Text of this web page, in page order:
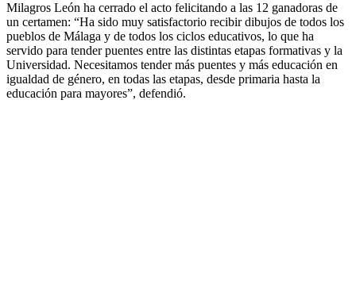
Milagros León ha cerrado el acto felicitando a las 12 ganadoras de
un certamen: “Ha sido muy satisfactorio recibir dibujos de todos los
pueblos de Málaga y de todos los ciclos educativos, lo que ha
servido para tender puentes entre las distintas etapas formativas y la
Universidad. Necesitamos tender más puentes y más educación en
igualdad de género, en todas las etapas, desde primaria hasta la
educación para mayores”, defendió.